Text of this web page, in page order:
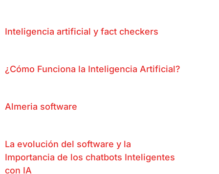
Inteligencia artificial y fact checkers
¿Cómo Funciona la Inteligencia Artificial?
Almeria software
La evolución del software y la
Importancia de los chatbots Inteligentes
con IA